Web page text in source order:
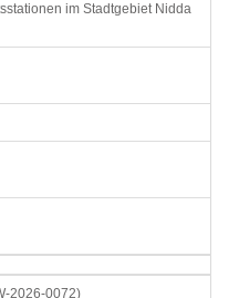
im Stadtgebiet Nidda
2026-0072)